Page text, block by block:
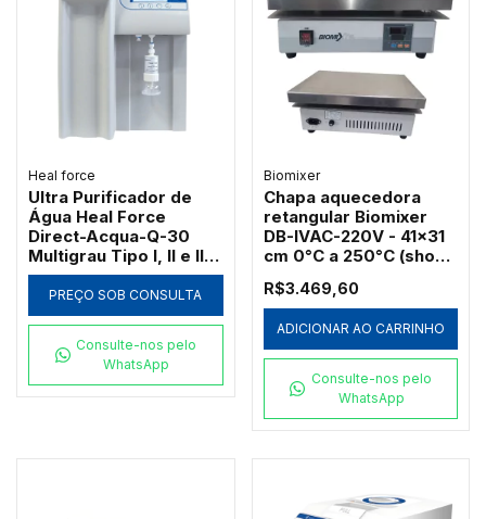
Heal force
Ultra Purificador de
Água Heal Force
Direct-Acqua-Q-30
Multigrau Tipo I, II e III
30L/h
PREÇO SOB CONSULTA
Consulte-nos pelo
WhatsApp
Biomixer
Chapa aquecedora
retangular Biomixer
DB-IVAC-220V - 41x31
cm 0°C a 250°C (show-
R$3.469,60
ADICIONAR AO CARRINHO
Consulte-nos pelo
WhatsApp